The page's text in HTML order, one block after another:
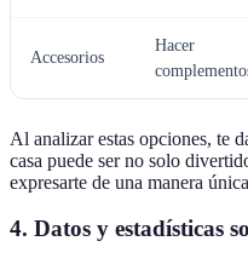
Accesorios
Hacer
Al analizar estas opciones, te
casa puede ser no solo
expresarte de una manera
4. Datos y estadísticas